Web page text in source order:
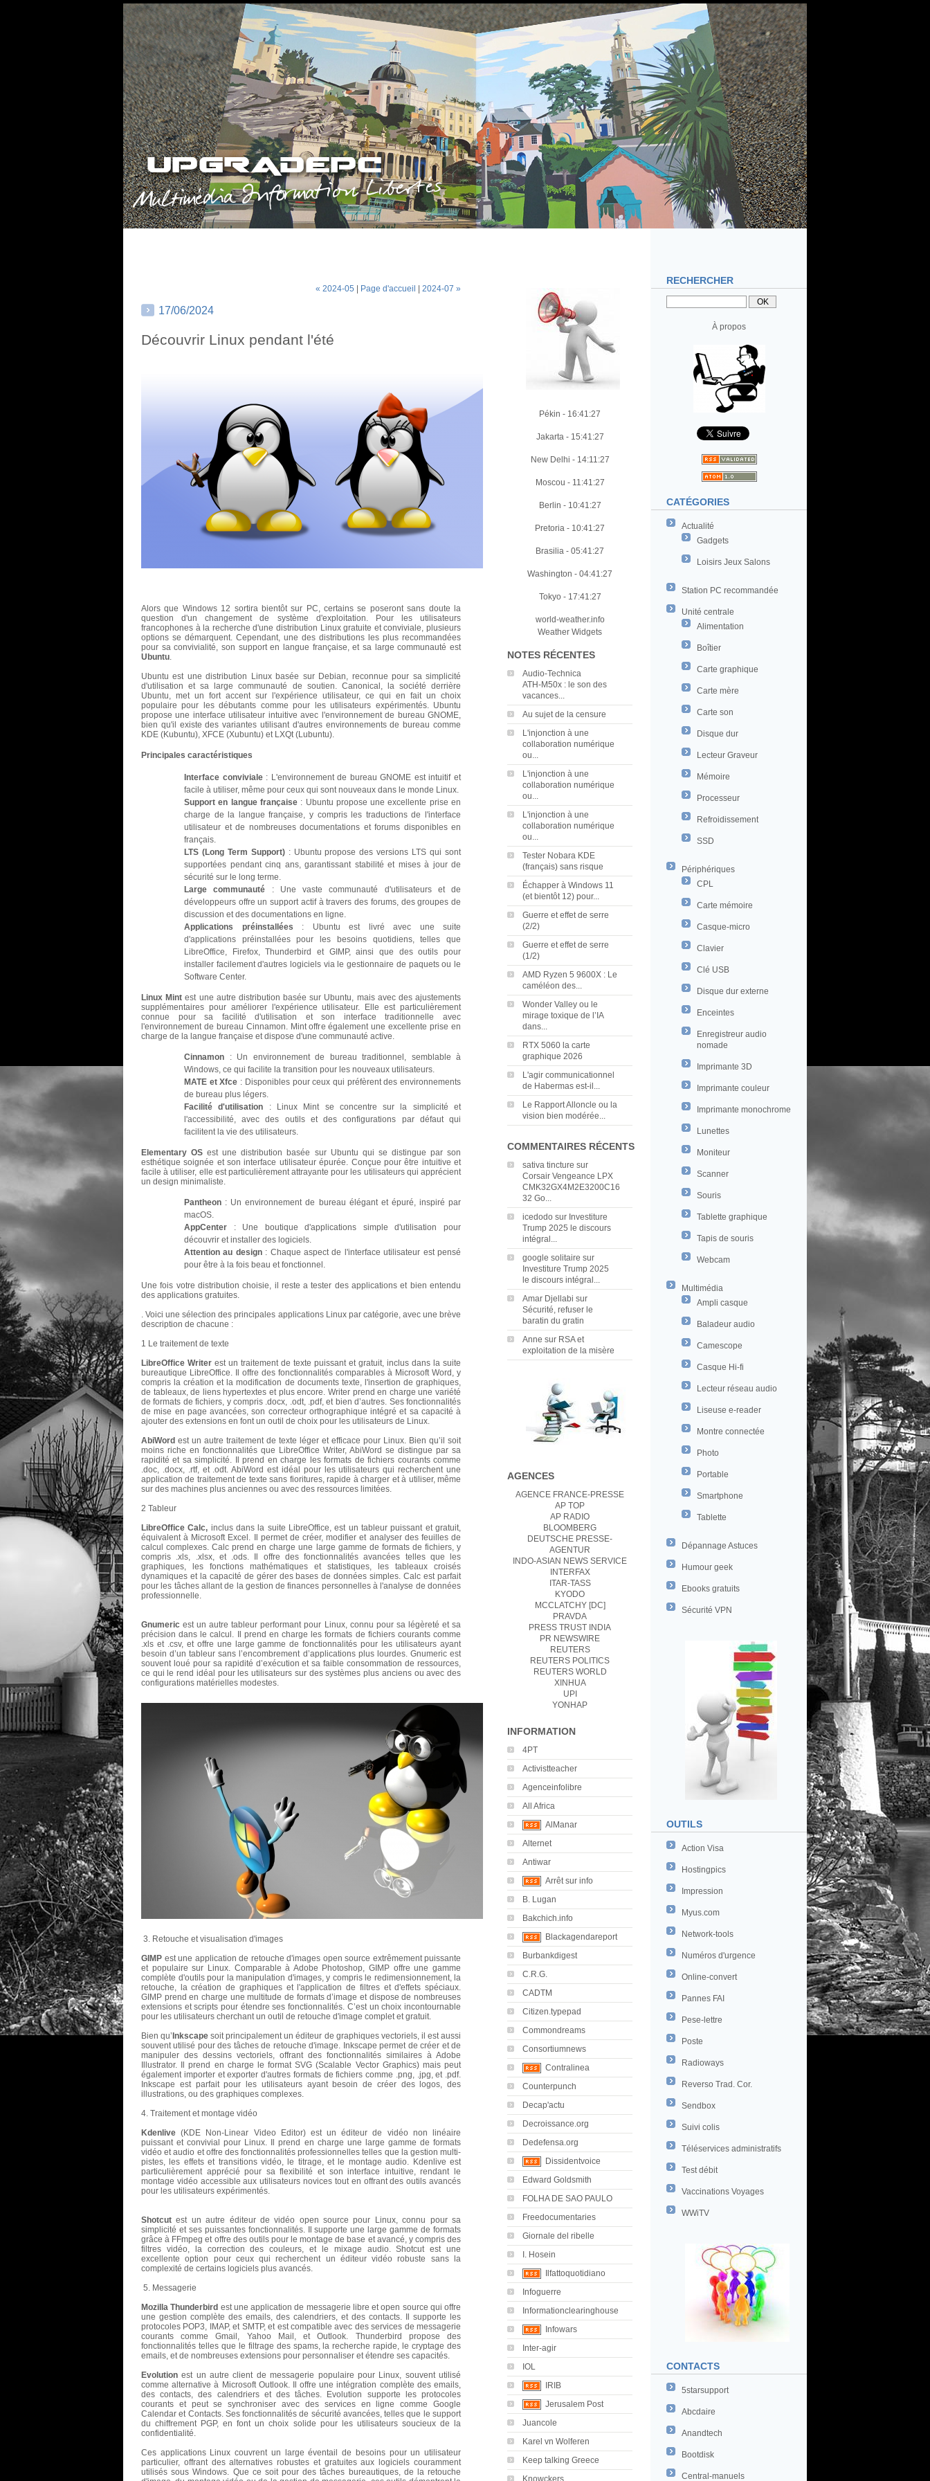
RECHERCHER
À propos
CATÉGORIES
Actualité
Gadgets
Loisirs Jeux Salons
Station PC recommandée
Unité centrale
Alimentation
Boîtier
Carte graphique
Carte mère
Carte son
Disque dur
Lecteur Graveur
Mémoire
Processeur
Refroidissement
SSD
Périphériques
CPL
Carte mémoire
Casque-micro
Clavier
Clé USB
Disque dur externe
Enceintes
Enregistreur audio
nomade
Imprimante 3D
Imprimante couleur
Imprimante monochrome
Lunettes
Moniteur
Scanner
Souris
Tablette graphique
Tapis de souris
Webcam
Multimédia
Ampli casque
Baladeur audio
Camescope
Casque Hi-fi
Lecteur réseau audio
Liseuse e-reader
Montre connectée
Photo
Portable
Smartphone
Tablette
Dépannage Astuces
Humour geek
Ebooks gratuits
Sécurité VPN
OUTILS
Action Visa
Hostingpics
Impression
Myus.com
Network-tools
Numéros d'urgence
Online-convert
Pannes FAI
Pese-lettre
Poste
Radioways
Reverso Trad. Cor.
Sendbox
Suivi colis
Téléservices administratifs
Test débit
Vaccinations Voyages
WWiTV
CONTACTS
5starsupport
Abcdaire
Anandtech
Bootdisk
Central-manuels
Pékin - 16:41:29
Jakarta- 15:41:29
New Delhi - 14:11:29
Moscou - 11:41:29
Berlin - 10:41:29
Pretoria - 10:41:29
Brasilia - 05:41:29
Washington - 04:41:29
Tokyo - 17:41:29
world-weather.info
Weather Widgets
NOTES RÉCENTES
Audio‑Technica
ATH‑M50x : le son des
vacances...
Au sujet de la censure
L'injonction à une
collaboration numérique
ou...
L'injonction à une
collaboration numérique
ou...
L'injonction à une
collaboration numérique
ou...
Tester Nobara KDE
(français) sans risque
Échapper à Windows 11
(et bientôt 12) pour...
Guerre et effet de serre
(2/2)
Guerre et effet de serre
(1/2)
AMD Ryzen 5 9600X : Le
caméléon des...
Wonder Valley ou le
mirage toxique de l’IA
dans...
RTX 5060 la carte
graphique 2026
L'agir communicationnel
de Habermas est-il...
Le Rapport Alloncle ou la
vision bien modérée...
COMMENTAIRES RÉCENTS
sativa tincture sur
Corsair Vengeance LPX
CMK32GX4M2E3200C16
32 Go...
icedodo sur Investiture
Trump 2025 le discours
intégral...
google solitaire sur
Investiture Trump 2025
le discours intégral...
Amar Djellabi sur
Sécurité, refuser le
baratin du gratin
Anne sur RSA et
exploitation de la misère
AGENCES
AGENCE FRANCE-PRESSE
AP TOP
AP RADIO
BLOOMBERG
DEUTSCHE PRESSE-
AGENTUR
INDO-ASIAN NEWS SERVICE
INTERFAX
ITAR-TASS
KYODO
MCCLATCHY [DC]
PRAVDA
PRESS TRUST INDIA
PR NEWSWIRE
REUTERS
REUTERS POLITICS
REUTERS WORLD
XINHUA
UPI
YONHAP
INFORMATION
4PT
Activistteacher
Agenceinfolibre
All Africa
AlManar
Alternet
Antiwar
Arrêt sur info
B. Lugan
Bakchich.info
Blackagendareport
Burbankdigest
C.R.G.
CADTM
Citizen.typepad
Commondreams
Consortiumnews
Contralinea
Counterpunch
Decap'actu
Decroissance.org
Dedefensa.org
Dissidentvoice
Edward Goldsmith
FOLHA DE SAO PAULO
Freedocumentaries
Giornale del ribelle
I. Hosein
Ilfattoquotidiano
Infoguerre
Informationclearinghouse
Infowars
Inter-agir
IOL
IRIB
Jerusalem Post
Juancole
Karel vn Wolferen
Keep talking Greece
Knowckers
« 2024-05 Page d'accueil 2024-07 »
17/06/2024
Découvrir Linux pendant l'été
Alors que Windows 12 sortira bientôt sur PC, certains se poseront sans doute la
question d'un changement de système d'exploitation. Pour les utilisateurs
francophones à la recherche d'une distribution Linux gratuite et conviviale, plusieurs
options se démarquent. Cependant, une des distributions les plus recommandées
pour sa convivialité, son support en langue française, et sa large communauté est
Ubuntu
Ubuntu est une distribution Linux basée sur Debian, reconnue pour sa simplicité
d'utilisation et sa large communauté de soutien. Canonical, la société derrière
Ubuntu, met un fort accent sur l'expérience utilisateur, ce qui en fait un choix
populaire pour les débutants comme pour les utilisateurs expérimentés. Ubuntu
propose une interface utilisateur intuitive avec l'environnement de bureau GNOME,
bien qu'il existe des variantes utilisant d'autres environnements de bureau comme
KDE (Kubuntu), XFCE (Xubuntu) et LXQt (Lubuntu).
Principales caractéristiques
Interface conviviale: L'environnement de bureau GNOME est intuitif et
facile à utiliser, même pour ceux qui sont nouveaux dans le monde Linux.
Support en langue française: Ubuntu propose une excellente prise en
charge de la langue française, y compris les traductions de l'interface
utilisateur et de nombreuses documentations et forums disponibles en
français.
LTS (Long Term Support): Ubuntu propose des versions LTS qui sont
supportées pendant cinq ans, garantissant stabilité et mises à jour de
sécurité sur le long terme.
Large communauté : Une vaste communauté d'utilisateurs et de
développeurs offre un support actif à travers des forums, des groupes de
discussion et des documentations en ligne.
Applications préinstallées : Ubuntu est livré avec une suite
d'applications préinstallées pour les besoins quotidiens, telles que
LibreOffice, Firefox, Thunderbird et GIMP, ainsi que des outils pour
installer facilement d'autres logiciels via le gestionnaire de paquets ou le
Software Center.
Linux Mintest une autre distribution basée sur Ubuntu, mais avec des ajustements
supplémentaires pour améliorer l'expérience utilisateur. Elle est particulièrement
connue pour sa facilité d'utilisation et son interface traditionnelle avec
l'environnement de bureau Cinnamon. Mint offre également une excellente prise en
charge de la langue française et dispose d'une communauté active.
Cinnamon : Un environnement de bureau traditionnel, semblable à
Windows, ce qui facilite la transition pour les nouveaux utilisateurs.
MATE et Xfce : Disponibles pour ceux qui préfèrent des environnements
de bureau plus légers.
Facilité d'utilisation : Linux Mint se concentre sur la simplicité et
l'accessibilité, avec des outils et des configurations par défaut qui
facilitent la vie des utilisateurs.
Elementary OS est une distribution basée sur Ubuntu qui se distingue par son
esthétique soignée et son interface utilisateur épurée. Conçue pour être intuitive et
facile à utiliser, elle est particulièrement attrayante pour les utilisateurs qui apprécient
un design minimaliste.
Pantheon : Un environnement de bureau élégant et épuré, inspiré par
macOS.
AppCenter : Une boutique d'applications simple d'utilisation pour
découvrir et installer des logiciels.
Attention au design: Chaque aspect de l'interface utilisateur est pensé
pour être à la fois beau et fonctionnel.
Une fois votre distribution choisie, il reste a tester des applications et bien entendu
des applications gratuites.
. Voici une sélection des principales applications Linux par catégorie, avec une brève
description de chacune :
1 Le traitement de texte
LibreOffice Writer est un traitement de texte puissant et gratuit, inclus dans la suite
bureautique LibreOffice. Il offre des fonctionnalités comparables à Microsoft Word, y
compris la création et la modification de documents texte, l'insertion de graphiques,
de tableaux, de liens hypertextes et plus encore. Writer prend en charge une variété
de formats de fichiers, y compris .docx, .odt, .pdf, et bien d’autres. Ses fonctionnalités
de mise en page avancées, son correcteur orthographique intégré et sa capacité à
ajouter des extensions en font un outil de choix pour les utilisateurs de Linux.
AbiWord est un autre traitement de texte léger et efficace pour Linux. Bien qu’il soit
moins riche en fonctionnalités que LibreOffice Writer, AbiWord se distingue par sa
rapidité et sa simplicité. Il prend en charge les formats de fichiers courants comme
.doc, .docx, .rtf, et .odt. AbiWord est idéal pour les utilisateurs qui recherchent une
application de traitement de texte sans fioritures, rapide à charger et à utiliser, même
sur des machines plus anciennes ou avec des ressources limitées.
2 Tableur
LibreOffice Calc, inclus dans la suite LibreOffice, est un tableur puissant et gratuit,
équivalent à Microsoft Excel. Il permet de créer, modifier et analyser des feuilles de
calcul complexes. Calc prend en charge une large gamme de formats de fichiers, y
compris .xls, .xlsx, et .ods. Il offre des fonctionnalités avancées telles que les
graphiques, les fonctions mathématiques et statistiques, les tableaux croisés
dynamiques et la capacité de gérer des bases de données simples. Calc est parfait
pour les tâches allant de la gestion de finances personnelles à l'analyse de données
professionnelle.
Gnumeric est un autre tableur performant pour Linux, connu pour sa légèreté et sa
précision dans le calcul. Il prend en charge les formats de fichiers courants comme
.xls et .csv, et offre une large gamme de fonctionnalités pour les utilisateurs ayant
besoin d’un tableur sans l’encombrement d’applications plus lourdes. Gnumeric est
souvent loué pour sa rapidité d’exécution et sa faible consommation de ressources,
ce qui le rend idéal pour les utilisateurs sur des systèmes plus anciens ou avec des
configurations matérielles modestes.
3. Retouche et visualisation d'images
GIMP est une application de retouche d'images open source extrêmement puissante
et populaire sur Linux. Comparable à Adobe Photoshop, GIMP offre une gamme
complète d'outils pour la manipulation d'images, y compris le redimensionnement, la
retouche, la création de graphiques et l'application de filtres et d'effets spéciaux.
GIMP prend en charge une multitude de formats d’image et dispose de nombreuses
extensions et scripts pour étendre ses fonctionnalités. C’est un choix incontournable
pour les utilisateurs cherchant un outil de retouche d'image complet et gratuit.
Bien qu’ Inkscapesoit principalement un éditeur de graphiques vectoriels, il est aussi
souvent utilisé pour des tâches de retouche d'image. Inkscape permet de créer et de
manipuler des dessins vectoriels, offrant des fonctionnalités similaires à Adobe
Illustrator. Il prend en charge le format SVG (Scalable Vector Graphics) mais peut
également importer et exporter d'autres formats de fichiers comme .png, .jpg, et .pdf.
Inkscape est parfait pour les utilisateurs ayant besoin de créer des logos, des
illustrations, ou des graphiques complexes.
4. Traitement et montage vidéo
Kdenlive (KDE Non-Linear Video Editor) est un éditeur de vidéo non linéaire
puissant et convivial pour Linux. Il prend en charge une large gamme de formats
vidéo et audio et offre des fonctionnalités professionnelles telles que la gestion multi-
pistes, les effets et transitions vidéo, le titrage, et le montage audio. Kdenlive est
particulièrement apprécié pour sa flexibilité et son interface intuitive, rendant le
montage vidéo accessible aux utilisateurs novices tout en offrant des outils avancés
pour les utilisateurs expérimentés.
Shotcut est un autre éditeur de vidéo open source pour Linux, connu pour sa
simplicité et ses puissantes fonctionnalités. Il supporte une large gamme de formats
grâce à FFmpeg et offre des outils pour le montage de base et avancé, y compris des
filtres vidéo, la correction des couleurs, et le mixage audio. Shotcut est une
excellente option pour ceux qui recherchent un éditeur vidéo robuste sans la
complexité de certains logiciels plus avancés.
5. Messagerie
Mozilla Thunderbird est une application de messagerie libre et open source qui offre
une gestion complète des emails, des calendriers, et des contacts. Il supporte les
protocoles POP3, IMAP, et SMTP, et est compatible avec des services de messagerie
courants comme Gmail, Yahoo Mail, et Outlook. Thunderbird propose des
fonctionnalités telles que le filtrage des spams, la recherche rapide, le cryptage des
emails, et de nombreuses extensions pour personnaliser et étendre ses capacités.
Evolutionest un autre client de messagerie populaire pour Linux, souvent utilisé
comme alternative à Microsoft Outlook. Il offre une intégration complète des emails,
des contacts, des calendriers et des tâches. Evolution supporte les protocoles
courants et peut se synchroniser avec des services en ligne comme Google
Calendar et Contacts. Ses fonctionnalités de sécurité avancées, telles que le support
du chiffrement PGP, en font un choix solide pour les utilisateurs soucieux de la
confidentialité.
Ces applications Linux couvrent un large éventail de besoins pour un utilisateur
particulier, offrant des alternatives robustes et gratuites aux logiciels couramment
utilisés sous Windows. Que ce soit pour des tâches bureautiques, de la retouche